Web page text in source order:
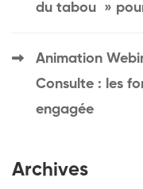
du tabou »
Animation
Consulte : les
engagée
Archives